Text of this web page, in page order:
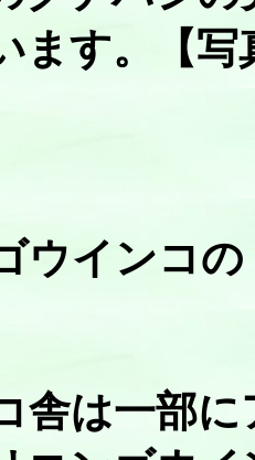
ます。【写
ウインコ
舎は一部